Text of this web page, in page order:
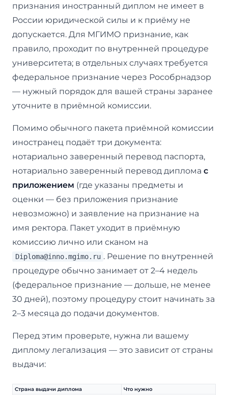
признания иностранный диплом не имеет в
России юридической силы и к приёму не
допускается. Для МГИМО признание, как
правило, проходит по внутренней процедуре
университета; в отдельных случаях требуется
федеральное признание через Рособрнадзор
— нужный порядок для вашей страны заранее
уточните в приёмной комиссии.
Помимо обычного пакета приёмной комиссии
иностранец подаёт три документа:
нотариально заверенный перевод паспорта,
нотариально заверенный перевод диплома с
приложением (где указаны предметы и
оценки — без приложения признание
невозможно) и заявление на признание на
имя ректора. Пакет уходит в приёмную
комиссию лично или сканом на
Diploma@inno.mgimo.ru . Решение по внутренней
процедуре обычно занимает от 2–4 недель
(федеральное признание — дольше, не менее
30 дней), поэтому процедуру стоит начинать за
2–3 месяца до подачи документов.
Перед этим проверьте, нужна ли вашему
диплому легализация — это зависит от страны
выдачи:
Страна выдачи диплома
Что нужно